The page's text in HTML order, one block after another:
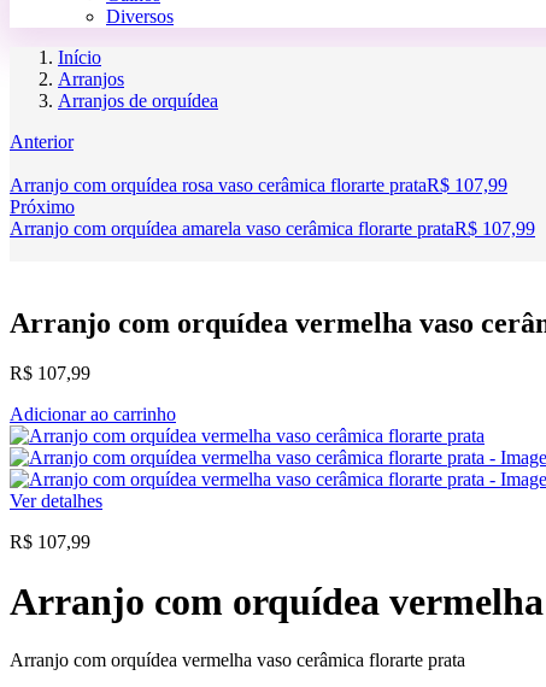
Diversos
Início
Arranjos
Arranjos de orquídea
Anterior
Arranjo com orquídea rosa vaso cerâmica florarte prataR$ 107,99
Próximo
Arranjo com orquídea amarela vaso cerâmica florarte prataR$ 107,99
Arranjo com orquídea vermelha vaso
R$ 107,99
Adicionar ao carrinho
Ver detalhes
R$ 107,99
Arranjo com orquídea
Arranjo com orquídea vermelha vaso cerâmica florarte prata